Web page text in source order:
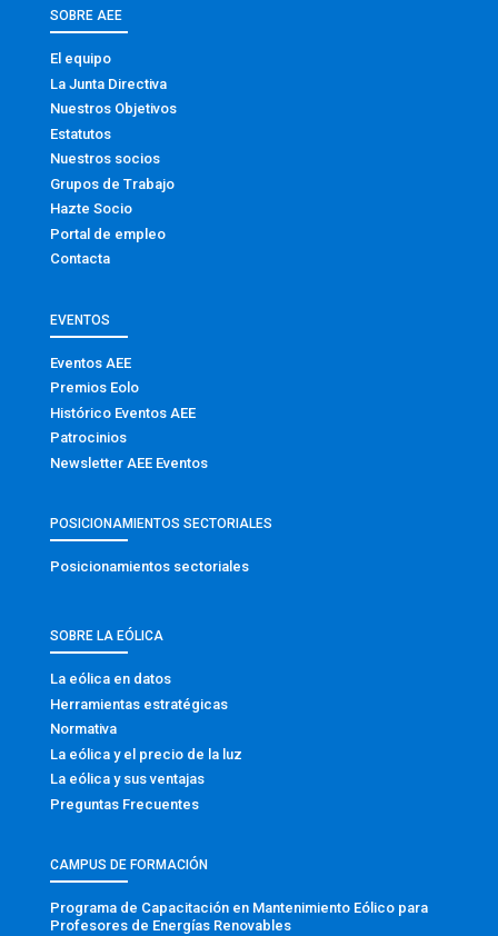
SOBRE AEE
El equipo
La Junta Directiva
Nuestros Objetivos
Estatutos
Nuestros socios
Grupos de Trabajo
Hazte Socio
Portal de empleo
Contacta
EVENTOS
Eventos AEE
Premios Eolo
Histórico Eventos AEE
Patrocinios
Newsletter AEE Eventos
POSICIONAMIENTOS SECTORIALES
Posicionamientos sectoriales
SOBRE LA EÓLICA
La eólica en datos
Herramientas estratégicas
Normativa
La eólica y el precio de la luz
La eólica y sus ventajas
Preguntas Frecuentes
CAMPUS DE FORMACIÓN
Programa de Capacitación en Mantenimiento Eólico para
Profesores de Energías Renovables